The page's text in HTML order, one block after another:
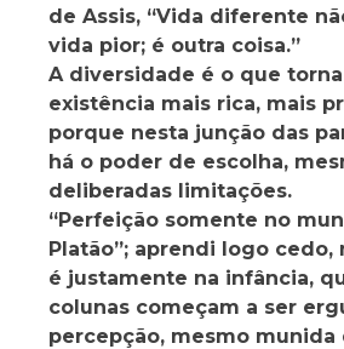
de Assis, “Vida diferente
vida pior; é outra coisa.”
A diversidade é o que torna
existência mais rica, mais
porque nesta junção das
há o poder de escolha,
deliberadas limitações.
“Perfeição somente no
Platão”; aprendi logo cedo,
é justamente na infância,
colunas começam a ser
percepção, mesmo munida